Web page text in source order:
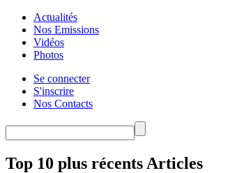
Actualités
Nos Emissions
Vidéos
Photos
Se connecter
S'inscrire
Nos Contacts
Top 10 plus récents Articles